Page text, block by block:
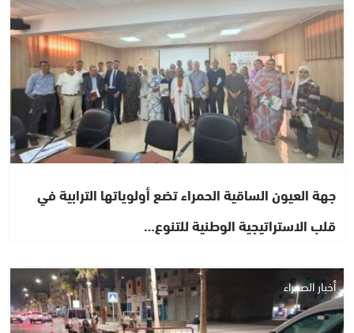
جهة العيون الساقية الحمراء تضع أولوياتها الترابية في
قلب الاستراتيجية الوطنية للتنوع…
أخبار الصحراء